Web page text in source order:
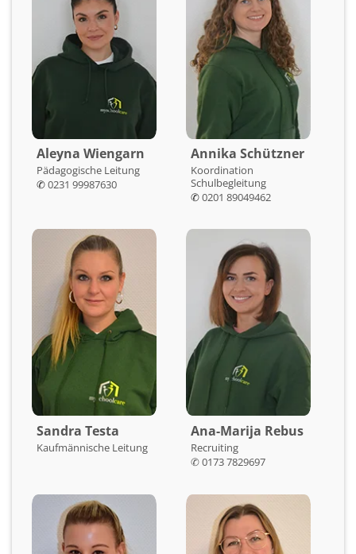
Aleyna Wiengarn
Pädagogische Leitung
✆0231 99987630
Annika Schützner
Koordination
Schulbegleitung
✆0201 89049462
Sandra Testa
Kaufmännische Leitung
Ana-Marija Rebus
Recruiting
✆0173 7829697